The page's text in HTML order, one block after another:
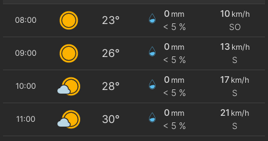
08:00 23°
0 mm
< 5 %
10 km/h
SO
09:00 26°
0 mm
< 5 %
13 km/h
S
10:00 28°
0 mm
< 5 %
17 km/h
S
11:00 30°
0 mm
< 5 %
21 km/h
S